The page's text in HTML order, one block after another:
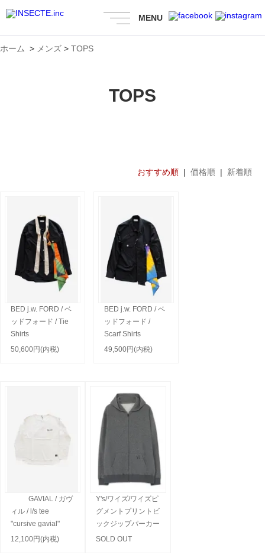
MENU
ホーム > メンズ > TOPS
TOPS
おすすめ順| 価格順| 新着順
BED j.w. FORD / ベ
ッドフォード / Tie
Shirts
50,600円(内税)
BED j.w. FORD / ベ
ッドフォード /
Scarf Shirts
49,500円(内税)
GAVIAL / ガヴ
ィル / l/s tee
"cursive gavial"
12,100円(内税)
Y's/ワイズ/ワイズピ
グメントプリントビ
ックジップパーカー
SOLD OUT